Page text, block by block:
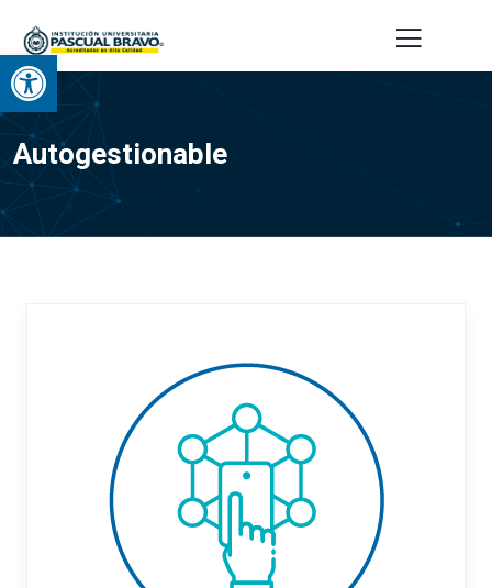
Abrir barra de herramientas
Autogestionable